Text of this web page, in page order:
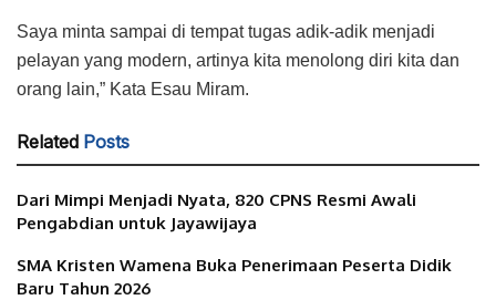
Saya minta sampai di tempat tugas adik-adik menjadi
pelayan yang modern, artinya kita menolong diri kita dan
orang lain,” Kata Esau Miram.
Related Posts
Dari Mimpi Menjadi Nyata, 820 CPNS Resmi Awali
Pengabdian untuk Jayawijaya
SMA Kristen Wamena Buka Penerimaan Peserta Didik
Baru Tahun 2026